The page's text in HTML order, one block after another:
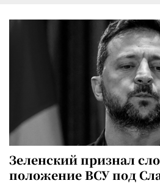
Зеленский признал
положение ВСУ под